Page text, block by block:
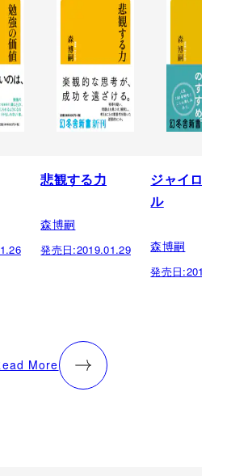
悲観する力
森博嗣
発売日:2019.01.29
ジャイロモ
ル
森博嗣
発売日:
More